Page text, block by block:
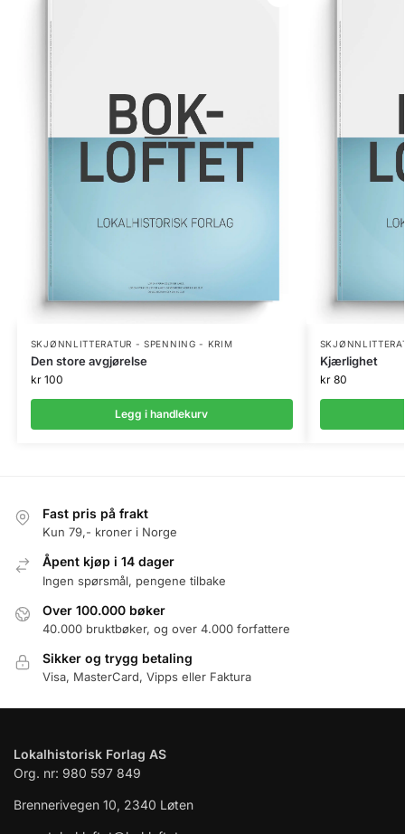
SKJØNNLITTERATUR - SPENNING - KRIM
Den store avgjørelse
kr100
Legg i handlekurv
Kjærlighet
kr80
Fast pris på frakt
Kun 79,- kroner i Norge
Åpent kjøp i 14 dager
Ingen spørsmål, pengene tilbake
Over 100.000 bøker
40.000 bruktbøker, og over 4.000 forfattere
Sikker og trygg betaling
Visa, MasterCard, Vipps eller Faktura
Lokalhistorisk Forlag AS
Org. nr: 980 597 849
Brennerivegen 10, 2340 Løten